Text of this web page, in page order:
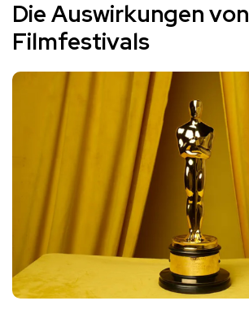
Die Auswirkungen von
Filmfestivals